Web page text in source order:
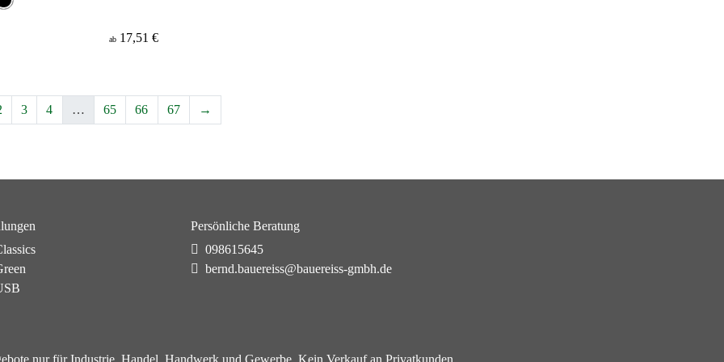
ab 17,51 €
3 4 … 65 66 67 →
Persönliche Beratung
098615645
bernd.bauereiss@bauereiss-gmbh.de
nur für Industrie, Handel, Handwerk und Gewerbe. Kein Verkauf an Privatkunden.